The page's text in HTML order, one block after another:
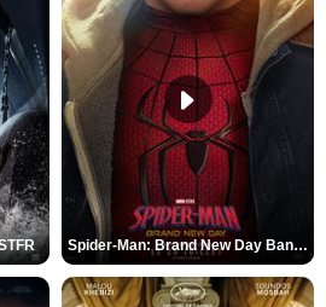
Spider-Man: Brand New Day Bande-annonce VO STFR